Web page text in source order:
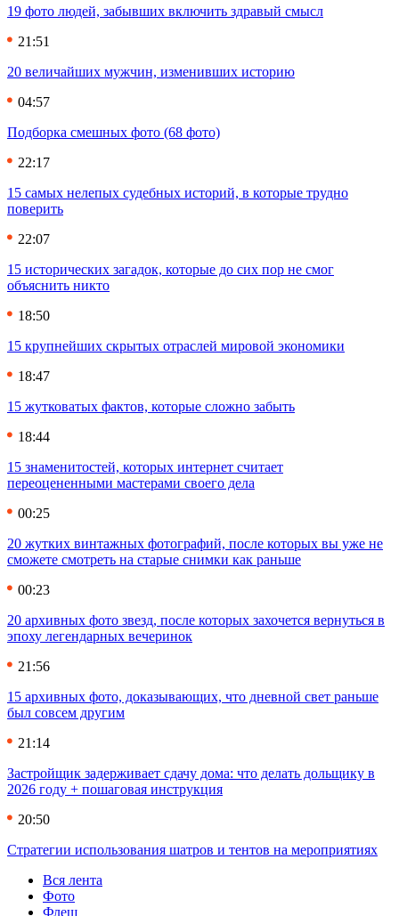
19 фото людей, забывших включить здравый смысл
21:51
20 величайших мужчин, изменивших историю
04:57
Подборка смешных фото (68 фото)
22:17
15 самых нелепых судебных историй, в которые трудно
поверить
22:07
15 исторических загадок, которые до сих пор не смог
объяснить никто
18:50
15 крупнейших скрытых отраслей мировой экономики
18:47
15 жутковатых фактов, которые сложно забыть
18:44
15 знаменитостей, которых интернет считает
переоцененными мастерами своего дела
00:25
20 жутких винтажных фотографий, после которых вы уже не
сможете смотреть на старые снимки как раньше
00:23
20 архивных фото звезд, после которых захочется вернуться в
эпоху легендарных вечеринок
21:56
15 архивных фото, доказывающих, что дневной свет раньше
был совсем другим
21:14
Застройщик задерживает сдачу дома: что делать дольщику в
2026 году + пошаговая инструкция
20:50
Стратегии использования шатров и тентов на мероприятиях
Вся лента
Фото
Флеш